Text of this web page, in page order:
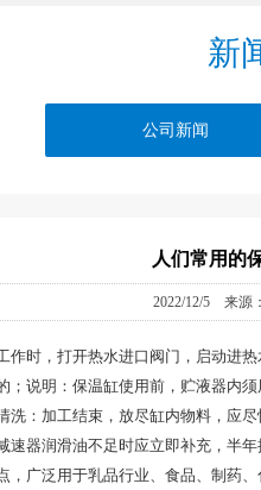
新
公司新闻
人们常用的
2022/12/5 来源
时，打开热水进口阀门，启动进
说明：保温缸使用前，贮液器内须
：加工结束，放尽缸内物料，应
器润滑油不足时应立即补充，半
广泛用于乳品行业、食品、制药